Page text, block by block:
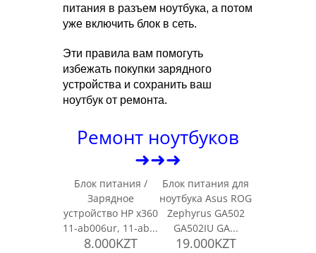
питания в разъем ноутбука, а потом
уже включить блок в сеть.
Эти правила вам помогуть
избежать покупки зарядного
устройства и сохранить ваш
ноутбук от ремонта.
Ремонт ноутбуков
➜➜➜
Блок питания /
Зарядное
устройство HP x360
11-ab006ur, 11-ab...
8.000KZT
Блок питания для
ноутбука Asus ROG
Zephyrus GA502
GA502IU GA...
19.000KZT